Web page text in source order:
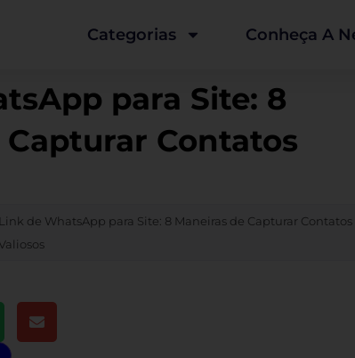
Categorias Conheça A
para Site: 8
Contatos
Link de WhatsApp para Site: 8 Maneiras de Capturar Contatos